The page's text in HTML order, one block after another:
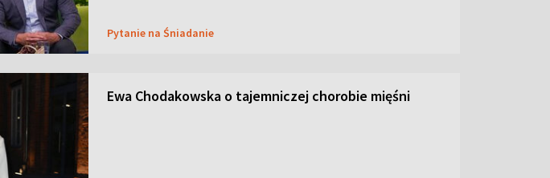
Pytanie na Śniadanie
Ewa Chodakowska o tajemniczej chorobie mięśni